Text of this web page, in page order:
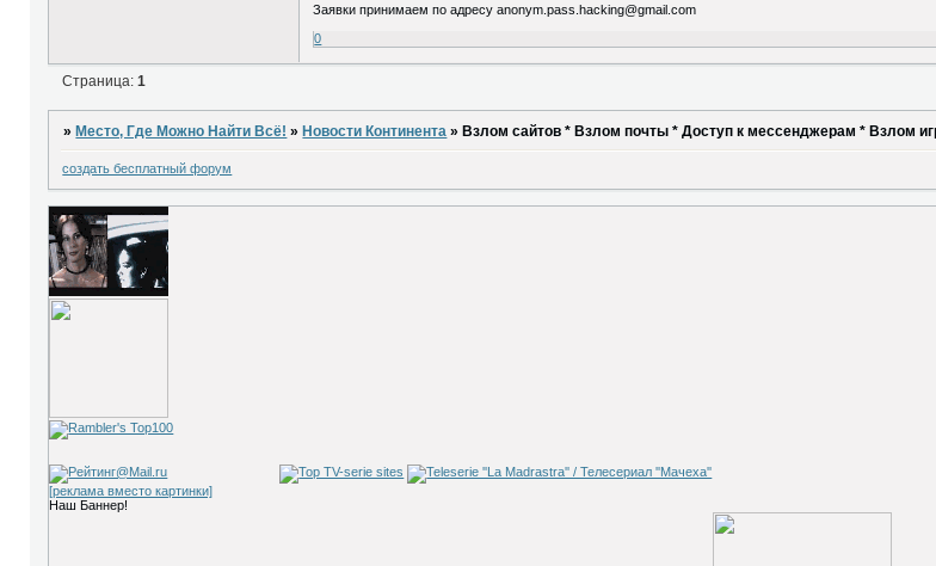
Заявки принимаем по адресу anonym.pass.hacking@gmail.com
0
Страница:1
»Место, Где Можно Найти Всё! »Новости Континента »Взлом сайтов * Взлом почты * Доступ к мессенджерам * Взлом
создать бесплатный форум
[реклама вместо картинки]
Наш Баннер!